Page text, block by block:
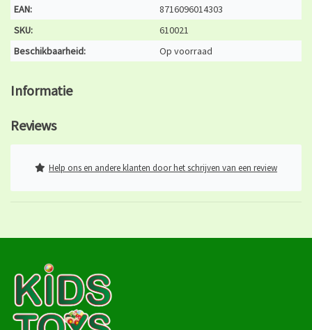
EAN:
8716096014303
SKU:
610021
Beschikbaarheid:
Op voorraad
Informatie
Reviews
Help ons en andere klanten door het schrijven van een review